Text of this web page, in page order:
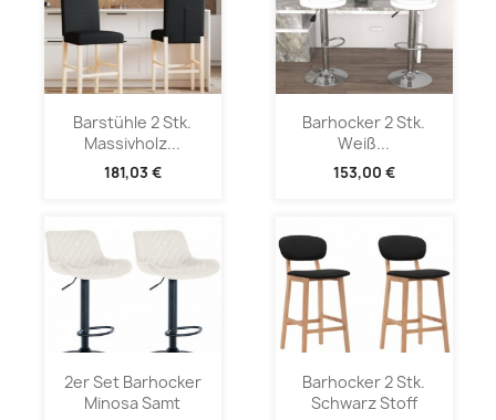
Barstühle 2 Stk.
Massivholz...
181,03 €
Barhocker 2 Stk.
Weiß...
153,00 €
2er Set Barhocker
Minosa Samt
Barhocker 2 Stk.
Schwarz Stoff